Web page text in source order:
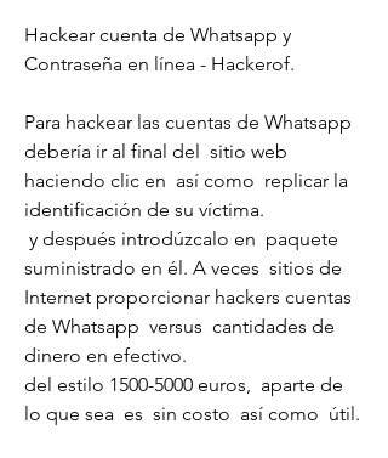
Hackear cuenta de Whatsapp y
Contraseña en línea - Hackerof.
Para hackear las cuentas de Whatsapp
debería ir al final del  sitio web
haciendo clic en  así como  replicar la
identificación de su víctima.
suministrado en él. A veces  sitios de
Internet proporcionar hackers cuentas
de Whatsapp  versus  cantidades de
dinero en efectivo.
del estilo 1500-5000 euros,  aparte de
lo que sea  es  sin costo  así como  útil.